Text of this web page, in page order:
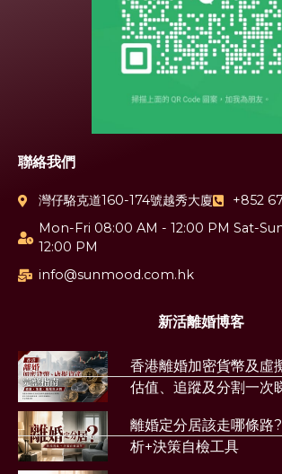
聯絡我們
灣仔駱克道160-174號越秀大廈
+852
Mon-Fri 08:00 AM - 12:00 PM Sat-
12:00 PM
info@sunmood.com.hk
新活離婚博客
香港離婚加密貨幣及虛
估值、追蹤及分割一次
離婚定分居該走哪條路
析+決策自檢工具